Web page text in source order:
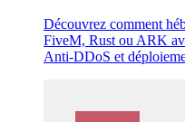
Découvrez comment
FiveM, Rust ou ARK
Anti-DDoS et